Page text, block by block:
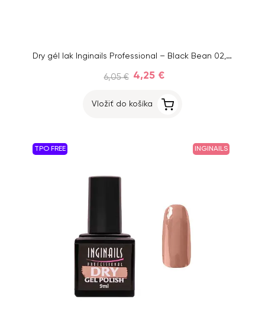
Dry gél lak Inginails Professional – Black Bean 02, 9 ml
6,05 € 4,25 €
Vložiť do košíka
TPO FREE INGINAILS